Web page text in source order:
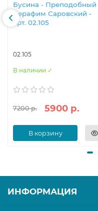
Бусина - Преподобный
Серафим Саровский -
арт. 02.105
02.105
В наличии ✓
7200 р. 5900 р.
В корзину
ИНФОРМАЦИЯ